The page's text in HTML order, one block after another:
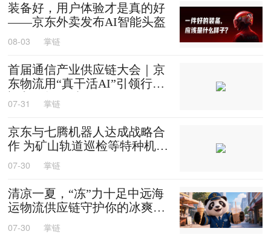
装备好，用户体验才是真的好
——京东外卖发布AI智能头盔
08-03 掌链
首届通信产业供应链大会｜京
东物流用“真干活AI”引领行业
迈入智能化时代
07-31 掌链
京东与七腾机器人达成战略合
作 为矿山轨道巡检等特种机器
人提供售后维修等服务
07-30 掌链
清凉一夏，“冻”力十足中远海
运物流供应链守护你的冰爽夏
07-30 掌链